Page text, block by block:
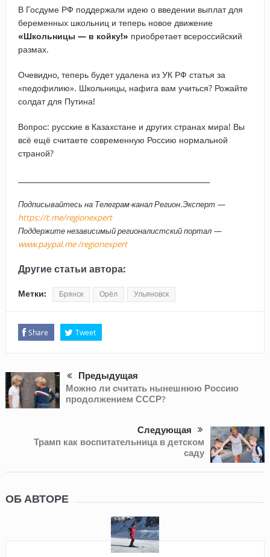
В Госдуме РФ поддержали идею о введении выплат для
беременных школьниц и теперь новое движение
«Школьницы — в койку!» приобретает всероссийский
размах.
Очевидно, теперь будет удалена из УК РФ статья за
«педофилию». Школьницы, нафига вам учиться? Рожайте
солдат для Путина!
Вопрос: русские в Казахстане и других странах мира! Вы
всё ещё считаете современную Россию нормальной
страной?
Подписывайтесь на Телеграм-канал Регион.Эксперт —
https://t.me/regionexpert
Поддержите независимый регионалистский портал —
www.paypal.me /regionexpert
Другие статьи автора:
Метки: Брянск Орёл Ульяновск
Share Tweet
Предыдущая
Можно ли считать нынешнюю Россию
продолжением СССР?
Следующая
Трамп как воспитательница в детском
саду
ОБ АВТОРЕ